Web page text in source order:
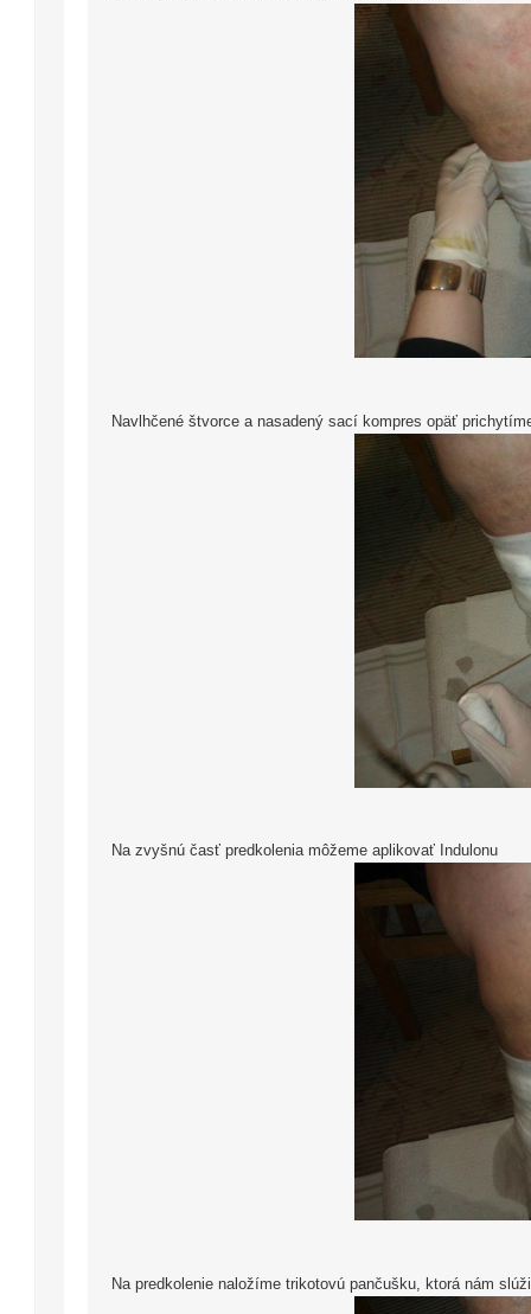
Navlhčené štvorce a nasadený sací kompres opäť
Na zvyšnú časť predkolenia môžeme aplikovať Indulonu
Na predkolenie naložíme trikotovú pančušku, ktorá nám